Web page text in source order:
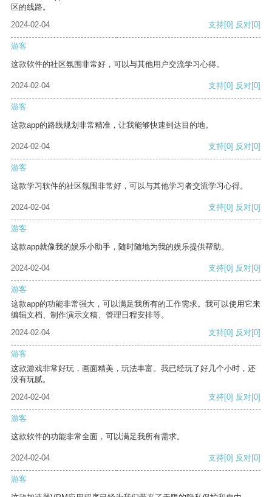
区的线路。
2024-02-04
支持[0] 反对[0]
游客
这款软件的社区氛围非常好，可以与其他用户交流学习心得。
2024-02-04 支持[0] 反对[0]
游客
这款app的路线规划非常精准，让我能够快速到达目的地。
2024-02-04 支持[0] 反对[0]
游客
这款学习软件的社区氛围非常好，可以与其他学习者交流学习心得。
2024-02-04 支持[0] 反对[0]
游客
这款app就像我的娱乐小助手，随时随地为我的娱乐提供帮助。
2024-02-04 支持[0] 反对[0]
游客
这款app的功能非常强大，可以满足我所有的工作需求。我可以使用它来
编辑文档、制作演示文稿、管理日程安排等。
2024-02-04
支持[0] 反对[0]
游客
这款游戏非常好玩，画面精美，玩法丰富。我已经玩了好几个小时，还
没有玩腻。
2024-02-04
支持[0] 反对[0]
游客
这款软件的功能非常全面，可以满足我所有需求。
2024-02-04 支持[0] 反对[0]
游客